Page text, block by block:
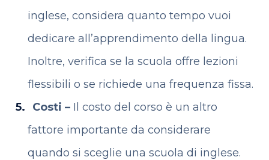
inglese, considera quanto tempo vuoi
dedicare all’apprendimento della lingua.
Inoltre, verifica se la scuola offre lezioni
flessibili o se richiede una frequenza fissa.
Costi – Il costo del corso è un altro
fattore importante da considerare
quando si sceglie una scuola di inglese.